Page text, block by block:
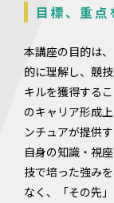
目標、重
本講座の目的は
的に理解し、競
キルを獲得する
のキャリア形成
ンチュアが提供
自身の知識・視
技で培った強み
なく、「その先